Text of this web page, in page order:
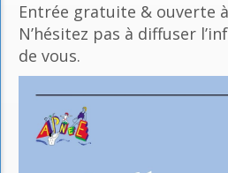
Entrée gratuite & ouverte
N’hésitez pas à diffuser
de vous.